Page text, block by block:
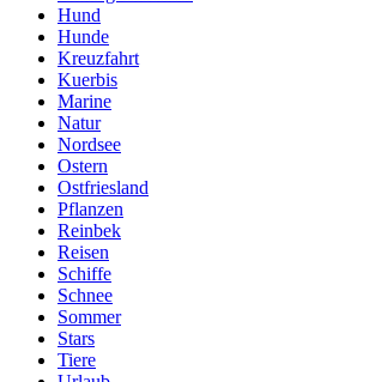
Hund
Hunde
Kreuzfahrt
Kuerbis
Marine
Natur
Nordsee
Ostern
Ostfriesland
Pflanzen
Reinbek
Reisen
Schiffe
Schnee
Sommer
Stars
Tiere